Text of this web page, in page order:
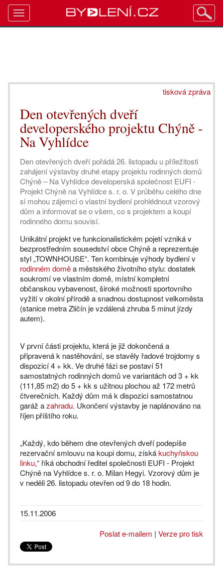
tisková zpráva
Den otevřených dveří
developerského projektu Chýně -
Na Vyhlídce
Den otevřených dveří pořádá 26. listopadu u příležitosti
zahájení výstavby druhé etapy projektu rodinných domů
Chýně – Na Vyhlídce developerská společnost EUFI -
Projekt Chýně na Vyhlídce s. r. o. V průběhu celého dne
si mohou zájemci o vlastní bydlení prohlédnout vzorový
dům a informovat se o všem, co s projektem a koupí
rodinného domu souvisí.
Unikátní projekt ve funkcionalistickém pojetí vzniká v
bezprostředním sousedství obce Chýně a reprezentuje
styl „TOWNHOUSE“. Ten kombinuje výhody bydlení v
rodinném doměa městského životního stylu: dostatek
soukromí ve vlastním domě, místní kompletní
občanskou vybavenost, široké možnosti sportovního
vyžití v okolní přírodě a snadnou dostupnost velkoměsta
(stanice metra Zličín je vzdálená zhruba 5 minut jízdy
autem).
V první části projektu, která je již dokončená a
připravená k nastěhování, se stavěly řadové trojdomy s
dispozicí 4 + kk. Ve druhé fázi se postaví 51
samostatných rodinných domů ve variantách od 3 + kk
(111,85 m2) do 5 + kk s užitnou plochou až 172 metrů
čtverečních. Každý dům má k dispozici samostatnou
garáž azahradu. Ukončení výstavby je naplánováno na
říjen příštího roku.
„Každý, kdo během dne otevřených dveří podepíše
rezervační smlouvu na koupi domu, získákuchyňskou
linku,“ říká obchodní ředitel společnosti EUFI - Projekt
Chýně na Vyhlídce s. r. o. Milan Hegyi. Vzorový dům je
v neděli 26. listopadu otevřen od 9 do 18 hodin.
15.11.2006
Poslat e-mailem | Verze pro tisk
Toggle
navigation